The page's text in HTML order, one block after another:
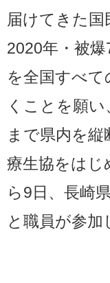
届けてきた
2020年・被
を全国すべて
くことを願
まで県内を
療生協をはじ
ら9日、長崎
と職員が参加